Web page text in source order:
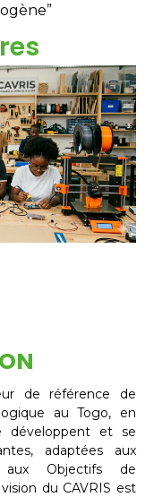
Chercheurs
de référence de
au Togo, en
développent et se
adaptées aux
Objectifs de
du CAVRIS est